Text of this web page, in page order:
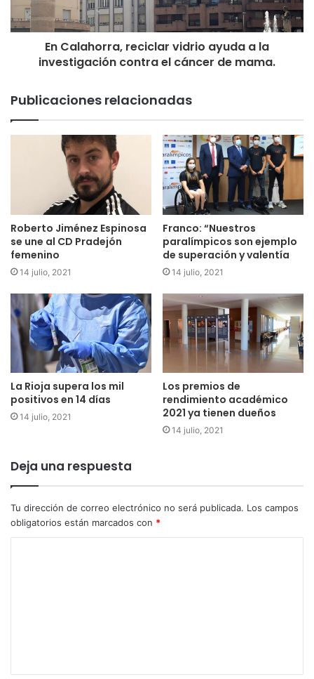
En Calahorra, reciclar vidrio ayuda a la
investigación contra el cáncer de mama.
Publicaciones relacionadas
Roberto Jiménez Espinosa
se une al CD Pradejón
femenino
14 julio, 2021
Franco: “Nuestros
paralímpicos son ejemplo
de superación y valentía
14 julio, 2021
La Rioja supera los mil
positivos en 14 días
14 julio, 2021
Los premios de
rendimiento académico
2021 ya tienen dueños
14 julio, 2021
Deja una respuesta
Tu dirección de correo electrónico no será publicada. Los campos
obligatorios están marcados con *